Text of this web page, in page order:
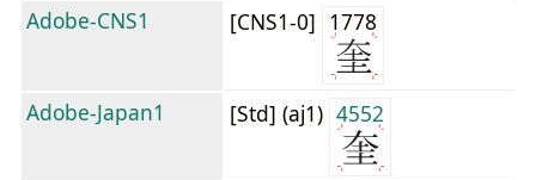
Adobe-CNS1
[CNS1-0] 1778
Adobe-Japan1 [Std] (aj1) 4552